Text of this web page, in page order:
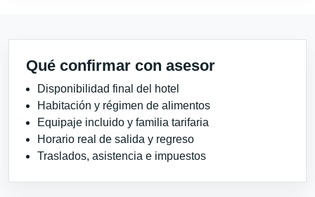
Qué confirmar con asesor
Disponibilidad final del hotel
Habitación y régimen de alimentos
Equipaje incluido y familia tarifaria
Horario real de salida y regreso
Traslados, asistencia e impuestos